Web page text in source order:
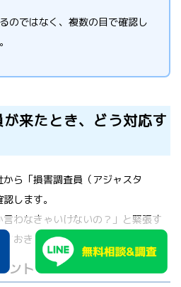
のではなく、複数の目で確認し
来たとき、どう対応す
ら「損害調査員（アジャスタ
します。
言わなきゃいけないの？」と緊張す
おきましょう。
ント